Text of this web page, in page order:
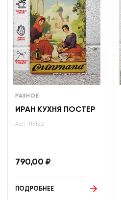
РАЗНОЕ
ИРАН КУХНЯ ПОСТЕР
Арт: 115122
790,00 ₽
ПОДРОБНЕЕ